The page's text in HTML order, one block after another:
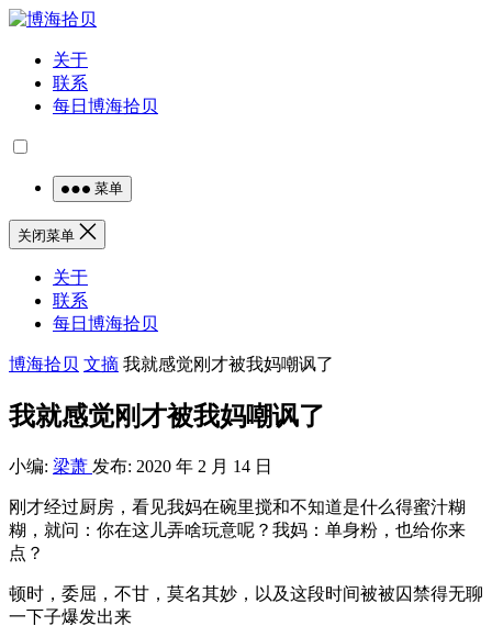
关于
联系
每日博海拾贝
菜单
关闭菜单
关于
联系
每日博海拾贝
博海拾贝 文摘 我就感觉刚才被我妈嘲讽了
我就感觉刚才被我妈嘲讽了
小编: 梁萧 发布: 2020 年 2 月 14 日
刚才经过厨房，看见我妈在碗里搅和不知道是什么得蜜汁糊
糊，就问：你在这儿弄啥玩意呢？我妈：单身粉，也给你来
点？
顿时，委屈，不甘，莫名其妙，以及这段时间被被囚禁得无聊
一下子爆发出来